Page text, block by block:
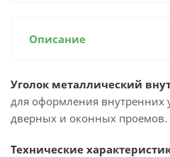
Описание
Уголок металлический
для оформления внутренних
дверных и оконных
Технические